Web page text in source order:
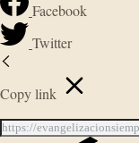
Facebook
Twitter
Copy link